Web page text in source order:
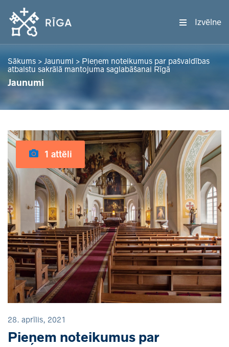
Izvēlne
Sākums > Jaunumi > Pieņem noteikumus par pašvaldības
atbalstu sakrālā mantojuma saglabāšanai Rīgā
Jaunumi
1 attēli
28. aprīlis, 2021
Pieņem noteikumus par